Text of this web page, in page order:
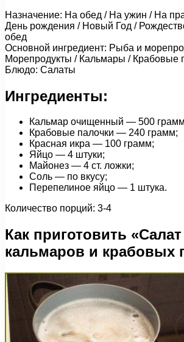
Назначение: На обед / На ужин / На
День рождения / Новый Год /
обед
Основной ингредиент: Рыба и
Морепродукты / Кальмары / Крабовые
Блюдо: Салаты
Ингредиенты:
Кальмар очищенный — 500
Крабовые палочки — 240 грамм;
Красная икра — 100 грамм;
Яйцо — 4 штуки;
Майонез — 4 ст. ложки;
Соль — по вкусу;
Перепелиное яйцо — 1 штука.
Количество порций: 3-4
Как приготовить
кальмаров и крабовых